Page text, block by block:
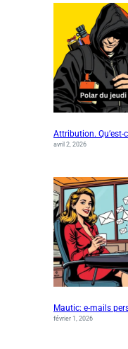
Attribution. Qu’est-
avril 2, 2026
Mautic: e-mails
février 1, 2026